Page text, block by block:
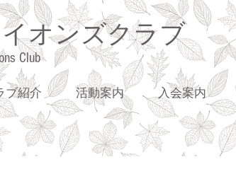
オンズクラブ
Club
ブ紹介 活動案内 入会案内